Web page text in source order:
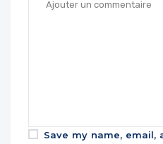
Save my name, email,